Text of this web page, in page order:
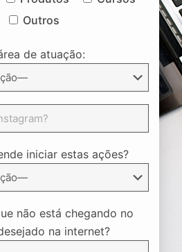
Outros
de atuação:
iniciar estas ações?
não está chegando no
na internet?